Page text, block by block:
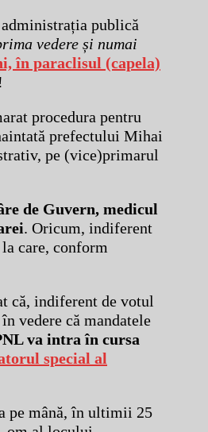
publică
vedere și numai
în paraclisul (capela)
procedura pentru
prefectului Mihai
pe (vice)primarul
de Guvern, medicul
. Oricum, indiferent
care, conform
că, indiferent de votul
vedere că mandatele
va intra în cursa
special al
pe mână, în ultimii 25